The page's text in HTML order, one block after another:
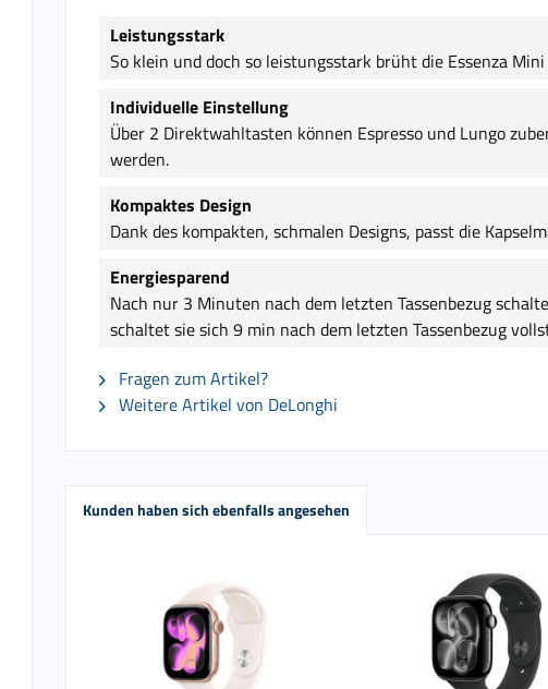
Leistungsstark
So klein und doch so leistungsstark brüht die Essenza
Individuelle Einstellung
Über 2 Direktwahltasten können Espresso und Lungo
werden.
Kompaktes Design
Dank des kompakten, schmalen Designs, passt die
Energiesparend
Nach nur 3 Minuten nach dem letzten Tassenbezug
schaltet sie sich 9 min nach dem letzten Tassenbezug
Fragen zum Artikel?
Weitere Artikel von DeLonghi
Kunden haben sich ebenfalls angesehen